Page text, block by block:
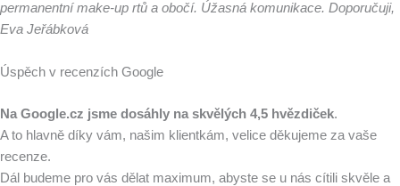
permanentní make-up rtů a obočí. Úžasná komunikace. Doporučuji,
Eva Jeřábková
Úspěch v recenzích Google
Na Google.cz jsme dosáhly na skvělých 4,5 hvězdiček.
A to hlavně díky vám, našim klientkám, velice děkujeme za vaše
recenze.
Dál budeme pro vás dělat maximum, abyste se u nás cítili skvěle a